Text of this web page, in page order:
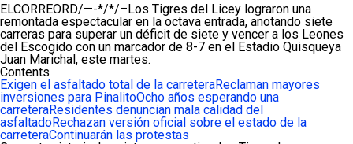
ELCORREORD/—-*/*/–Los Tigres del Licey lograron una
remontada espectacular en la octava entrada, anotando siete
carreras para superar un déficit de siete y vencer a los Leones
del Escogido con un marcador de 8-7 en el Estadio Quisqueya
Juan Marichal, este martes.
Contents
Exigen el asfaltado total de la carreteraReclaman mayores
inversiones para PinalitoOcho años esperando una
carreteraResidentes denuncian mala calidad del
asfaltadoRechazan versión oficial sobre el estado de la
carreteraContinuarán las protestas